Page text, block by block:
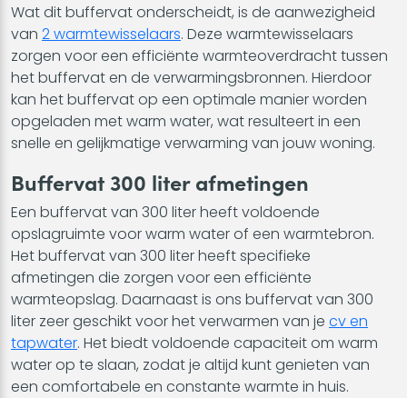
Wat dit buffervat onderscheidt, is de aanwezigheid
van 2 warmtewisselaars. Deze warmtewisselaars
zorgen voor een efficiënte warmteoverdracht tussen
het buffervat en de verwarmingsbronnen. Hierdoor
kan het buffervat op een optimale manier worden
opgeladen met warm water, wat resulteert in een
snelle en gelijkmatige verwarming van jouw woning.
Buffervat 300 liter afmetingen
Een buffervat van 300 liter heeft voldoende
opslagruimte voor warm water of een warmtebron.
Het buffervat van 300 liter heeft specifieke
afmetingen die zorgen voor een efficiënte
warmteopslag. Daarnaast is ons buffervat van 300
liter zeer geschikt voor het verwarmen van je cv en
tapwater. Het biedt voldoende capaciteit om warm
water op te slaan, zodat je altijd kunt genieten van
een comfortabele en constante warmte in huis.